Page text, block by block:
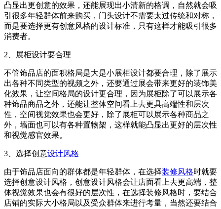
凸显出更创意的效果，还能展现出小清新的格调，自然就会吸
引很多年轻群体前来购买，门头设计不需要太过传统和对称，
而是要选择更有创意风格的设计标准，只有这样才能吸引很多
消费者。
2、展柜设计要合理
不管饰品店的面积格局是大是小展柜设计都要合理，除了展示
出各种不同类型的视频之外，还要通过展会带来更好的装饰美
化效果，让空间格局的设计更合理，因为展柜除了可以展示各
种饰品商品之外，还能让整体空间看上去更具高端性和层次
性，空间视觉效果也会更好，除了展柜可以展示各种商品之
外，墙面也可以有各种置物架，这样就能凸显出更好的层次性
和视觉感官效果。
3、选择创意设计风格
由于饰品店面向的群体都是年轻群体，在选择装修风格时就要
选择创意设计风格，创意设计风格会让店面看上去更高端，整
体视觉效果也会有很好的层次性，在选择装修风格时，要结合
店铺的实际大小格局以及受众群体来进行考量，当然还要结合